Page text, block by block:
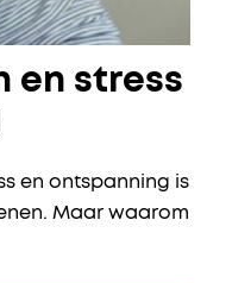
en stress
en ontspanning is
Maar waarom